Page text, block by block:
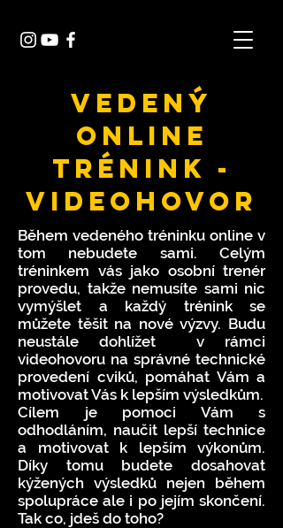
Vedený
ONLINE
TRÉNINK -
VIDEOHOVOR
Během vedeného tréninku online v
tom nebudete sami. Celým
tréninkem vás jako osobní trenér
provedu, takže nemusíte sami nic
vymýšlet a každý trénink se
můžete těšit na nové výzvy. Budu
neustále dohlížet v rámci
videohovoru na správné technické
provedení cviků, pomáhat Vám a
motivovat Vás k lepším výsledkům.
Cílem je pomoci Vám s
odhodláním, naučit lepší technice
a motivovat k lepším výkonům.
Díky tomu budete dosahovat
kýžených výsledků nejen během
spolupráce ale i po jejím skončení.
Tak co, jdeš do toho?